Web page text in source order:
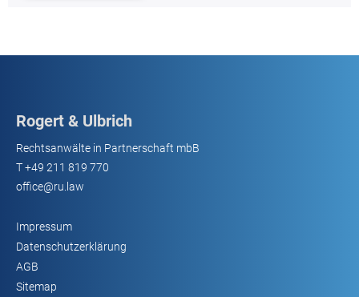
Rogert & Ulbrich
Rechtsanwälte in Partnerschaft mbB
T+49 211 819 770
office@ru.law
Impressum
Datenschutzerklärung
AGB
Sitemap